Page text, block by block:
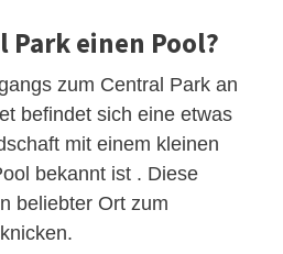
Park einen Pool?
zum Central Park an
befindet sich eine etwas
mit einem kleinen
bekannt ist . Diese
beliebter Ort zum